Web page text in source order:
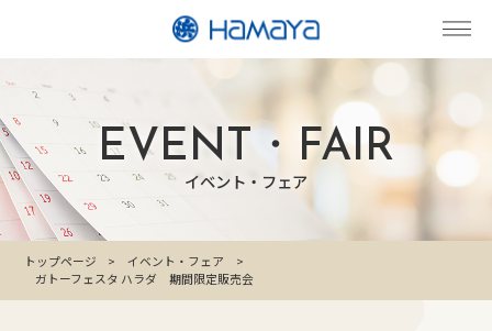
EVENT・FAIR
イベント・フェア
トップページ
イベント・フェア
ガトーフェスタ ハラダ 期間限定販売会